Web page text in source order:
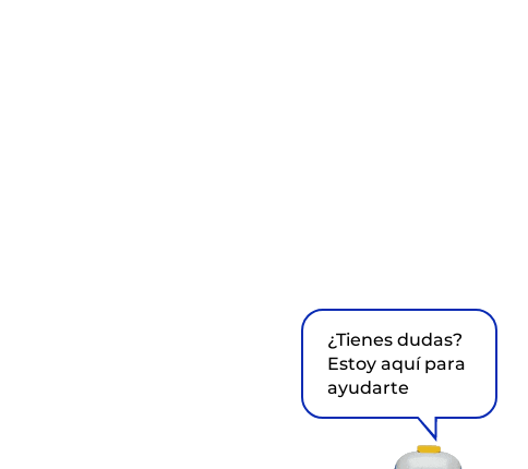
¿Tienes dudas?
Estoy aquí para
ayudarte